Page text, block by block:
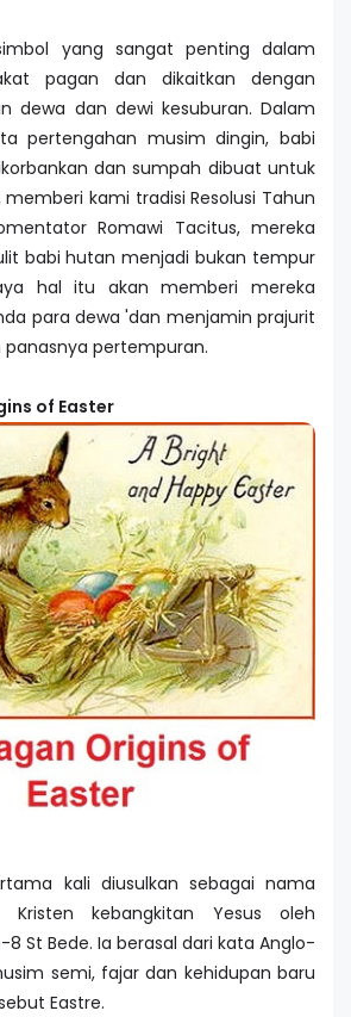
yang sangat penting dalam
pagan dan dikaitkan dengan
dewa dan dewi kesuburan. Dalam
pertengahan musim dingin, babi
dan sumpah dibuat untuk
kami tradisi Resolusi Tahun
Romawi Tacitus, mereka
babi hutan menjadi bukan tempur
hal itu akan memberi mereka
para dewa 'dan menjamin prajurit
pertempuran.
of Easter
kali diusulkan sebagai nama
Kristen kebangkitan Yesus oleh
St Bede. Ia berasal dari kata Anglo-
semi, fajar dan kehidupan baru
Eastre.